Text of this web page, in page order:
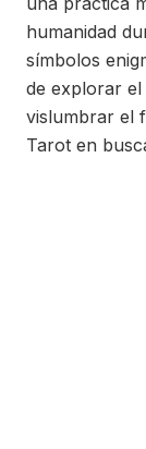
humanidad
símbolos
de explorar
vislumbrar el
Tarot en